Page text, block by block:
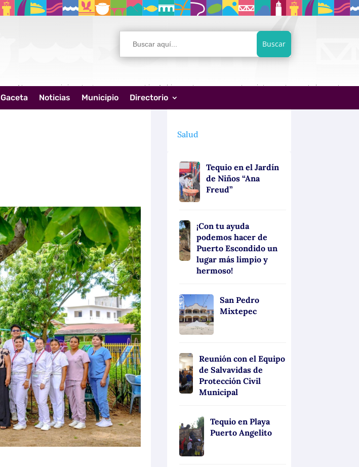
Buscar:
Gaceta Noticias Municipio Directorio
Salud
Tequio en el Jardín
de Niños “Ana
Freud”
¡Con tu ayuda
podemos hacer de
Puerto Escondido un
lugar más limpio y
hermoso!
San Pedro
Mixtepec
Reunión con el Equipo
de Salvavidas de
Protección Civil
Municipal
Tequio en Playa
Puerto Angelito